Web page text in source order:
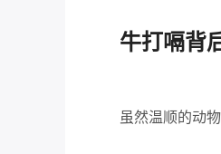
牛打嗝背
虽然温顺的动